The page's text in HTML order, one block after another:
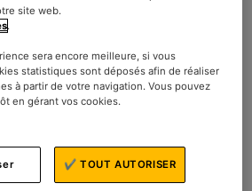
rapide pour vous aider à choisir
? Encore méconnu dans nos
la télévision s’est imposée depuis
l’un des appareils électroniques
foyer. L’offre est dense avec des
regarder vos films et séries sur
peut sembler être le parcours du
site web.
.
sera encore meilleure, si vous
statistiques sont déposés afin de réaliser
à partir de votre navigation. Vous pouvez
en gérant vos cookies.
✔ TOUT AUTORISER